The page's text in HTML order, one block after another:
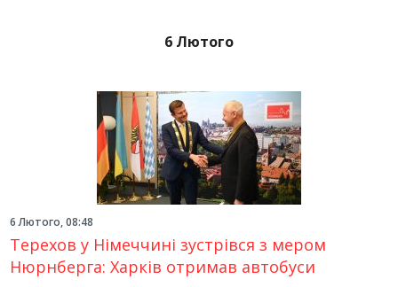
6 Лютого
6 Лютого, 08:48
Терехов у Німеччині зустрівся з мером
Нюрнберга: Харків отримав автобуси